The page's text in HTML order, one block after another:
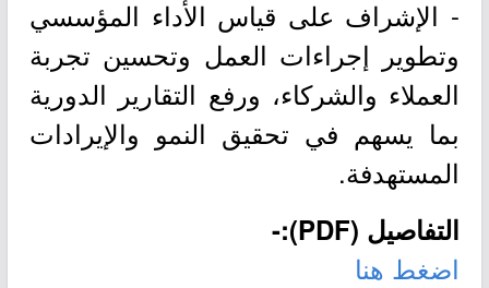
- الإشراف على قياس الأداء المؤسسي
وتطوير إجراءات العمل وتحسين تجربة
العملاء والشركاء، ورفع التقارير الدورية
بما يسهم في تحقيق النمو والإيرادات
المستهدفة.
التفاصيل (PDF):-
اضغط هنا